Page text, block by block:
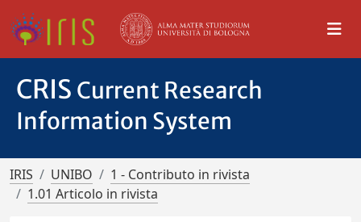
CRIS Current Research
Information System
IRIS UNIBO
1 - Contributo in rivista
1.01 Articolo in rivista